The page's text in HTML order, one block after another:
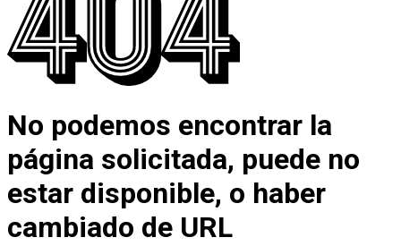
No podemos encontrar la
página solicitada, puede no
estar disponible, o haber
cambiado de URL